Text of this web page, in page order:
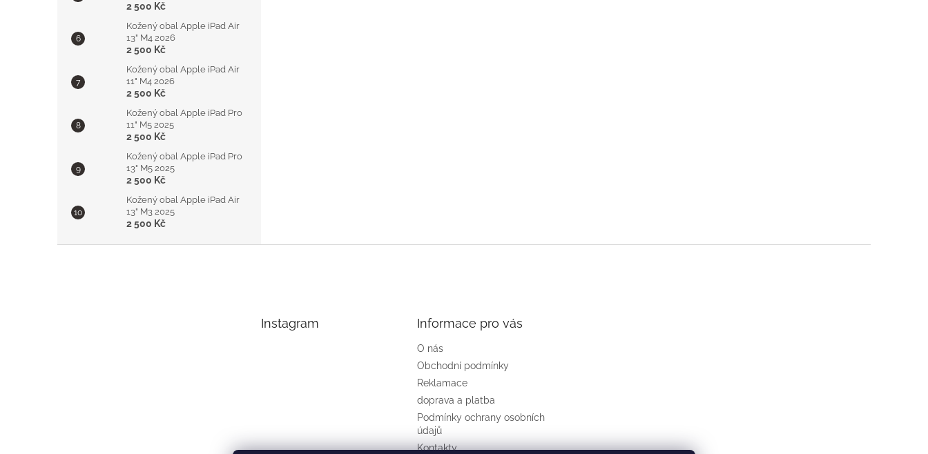
2 500 Kč
Kožený obal Apple iPad Air
13" M4 2026
2 500 Kč
Kožený obal Apple iPad Air
11" M4 2026
2 500 Kč
Kožený obal Apple iPad Pro
11" M5 2025
2 500 Kč
Kožený obal Apple iPad Pro
13" M5 2025
2 500 Kč
Kožený obal Apple iPad Air
13" M3 2025
2 500 Kč
Instagram Informace pro vás
O nás
Obchodní podmínky
Reklamace
doprava a platba
Podmínky ochrany osobních
údajů
Kontakty